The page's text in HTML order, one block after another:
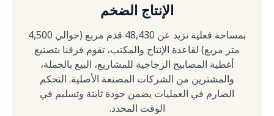
الإنتاج الضخم
بمساحة فعلية تزيد عن 48,430 قدم مربع (حوالي 4,500
متر مربع) لقاعدة الإنتاج والمكتب، تقوم فرقنا بتصنيع
أغطية المصابيح الزجاجية للمشاريع، البيع بالجملة،
والمشترين من الشركات المصنعة الأصلية. التحكم
الصارم في العمليات يضمن جودة ثابتة وتسليم في
الوقت المحدد.